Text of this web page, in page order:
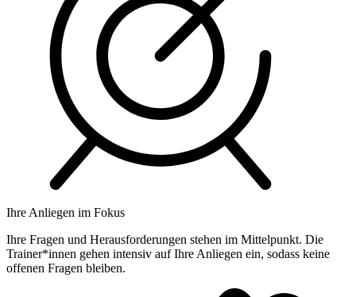
Ihre Anliegen im Fokus
Ihre Fragen und Herausforderungen stehen im Mittelpunkt. Die
Trainer*innen gehen intensiv auf Ihre Anliegen ein, sodass keine
offenen Fragen bleiben.